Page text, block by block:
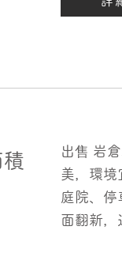
出售 岩
美，環境
庭院、
面翻新，